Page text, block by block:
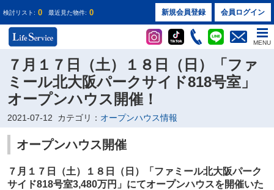
検討リスト: 0 最近見た物件: 0 新規会員登録 会員ログイン
MENU
７月１７日（土）１８日（日）「ファ
ミール北大阪パークサイド818号室」
オープンハウス開催！
2021-07-12 カテゴリ： オープンハウス情報
オープンハウス開催
７月１７日（土）１８日（日）
「ファミール北大阪パーク
サイド818号室3,480万円 」 にてオープンハウスを開催いた